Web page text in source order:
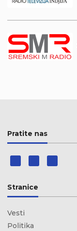
Pratite nas
Stranice
Vesti
Politika